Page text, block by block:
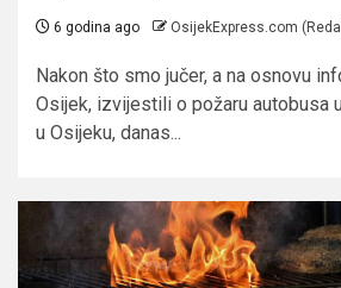
6 godina ago OsijekExpress.com
Nakon što smo jučer, a na osnovu
Osijek, izvijestili o požaru autobusa
u Osijeku, danas...